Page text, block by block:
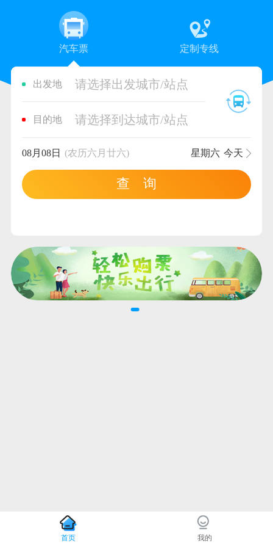
汽车票 定制专线
出发地 请选择出发城市/站点
目的地 请选择到达城市/站点
08月08日 (农历六月廿六) 星期六 今天
查 询
首页 我的